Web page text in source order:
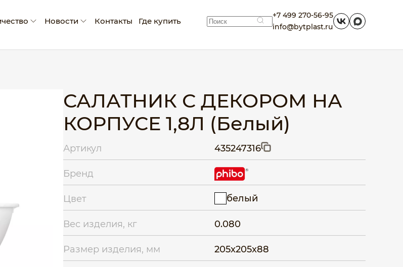
сотрудничества
на производство
Новости
Новости
Контакты Где купить
+7 499 270-56-95
info@bytplast.ru
САЛАТНИК С ДЕКОРОМ НА
КОРПУСЕ 1,8Л (Белый)
Артикул 435247316
Бренд
Цвет белый
Вес изделия, кг 0.080
Размер изделия, мм 205x205x88